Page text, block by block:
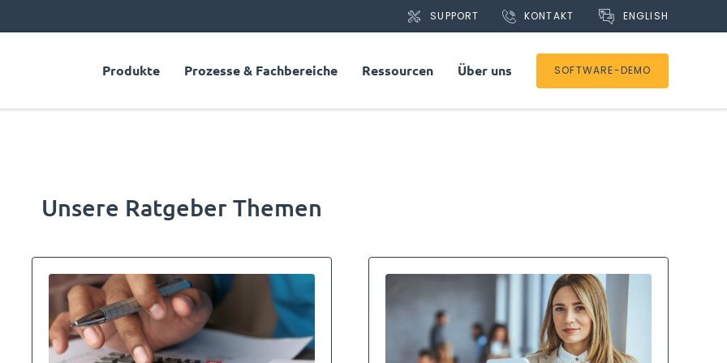
SUPPORT KONTAKT ENGLISH
Produkte Prozesse & Fachbereiche Ressourcen Über uns SOFTWARE-DEMO
Unsere Ratgeber Themen